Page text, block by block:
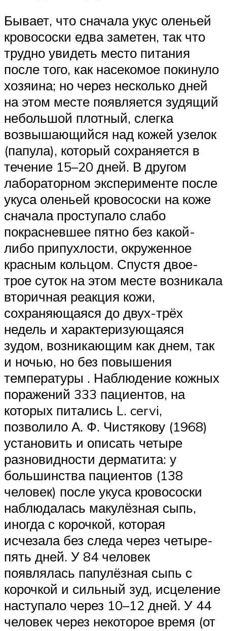
Бывает, что сначала укус оленьей
кровососки едва заметен, так что
трудно увидеть место питания
после того, как насекомое покинуло
хозяина; но через несколько дней
на этом месте появляется зудящий
небольшой плотный, слегка
возвышающийся над кожей узелок
(папула), который сохраняется в
течение 15–20 дней. В другом
лабораторном эксперименте после
укуса оленьей кровососки на коже
сначала проступало слабо
покрасневшее пятно без какой-
либо припухлости, окруженное
красным кольцом. Спустя двое-
трое суток на этом месте возникала
вторичная реакция кожи,
сохраняющаяся до двух-трёх
недель и характеризующаяся
зудом, возникающим как днем, так
и ночью, но без повышения
температуры . Наблюдение кожных
поражений 333 пациентов, на
которых питались L. cervi,
позволило А. Ф. Чистякову (1968)
установить и описать четыре
разновидности дерматита: у
большинства пациентов (138
человек) после укуса кровососки
наблюдалась макулёзная сыпь,
иногда с корочкой, которая
исчезала без следа через четыре-
пять дней. У 84 человек
появлялась папулёзная сыпь с
корочкой и сильный зуд, исцеление
наступало через 10–12 дней. У 44
человек через некоторое время (от